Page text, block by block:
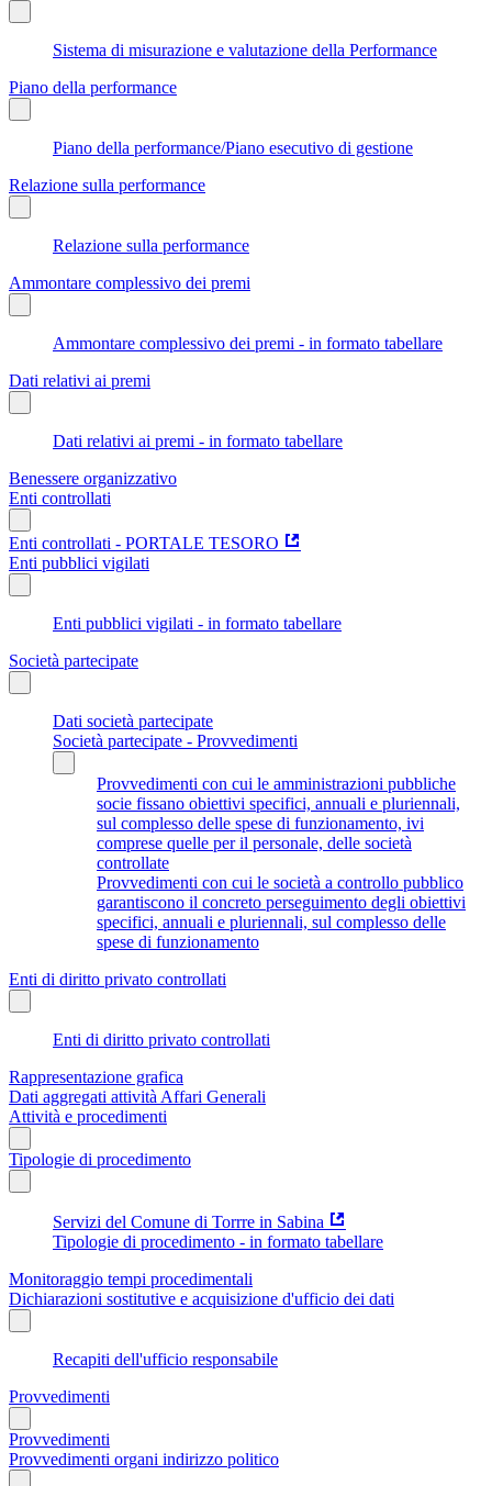
Sistema di misurazione e valutazione della Performance
Piano della performance
Piano della performance/Piano esecutivo di gestione
Relazione sulla performance
Relazione sulla performance
Ammontare complessivo dei premi
Ammontare complessivo dei premi - in formato tabellare
Dati relativi ai premi
Dati relativi ai premi - in formato tabellare
Benessere organizzativo
Enti controllati
Enti controllati - PORTALE TESORO
Enti pubblici vigilati
Enti pubblici vigilati - in formato tabellare
Società partecipate
Dati società partecipate
Società partecipate - Provvedimenti
Provvedimenti con cui le amministrazioni pubbliche
socie fissano obiettivi specifici, annuali e pluriennali,
sul complesso delle spese di funzionamento, ivi
comprese quelle per il personale, delle società
controllate
Provvedimenti con cui le società a controllo pubblico
garantiscono il concreto perseguimento degli obiettivi
specifici, annuali e pluriennali, sul complesso delle
spese di funzionamento
Enti di diritto privato controllati
Enti di diritto privato controllati
Rappresentazione grafica
Dati aggregati attività Affari Generali
Attività e procedimenti
Tipologie di procedimento
Servizi del Comune di Torrre in Sabina
Tipologie di procedimento - in formato tabellare
Monitoraggio tempi procedimentali
Dichiarazioni sostitutive e acquisizione d'ufficio dei dati
Recapiti dell'ufficio responsabile
Provvedimenti
Provvedimenti
Provvedimenti organi indirizzo politico